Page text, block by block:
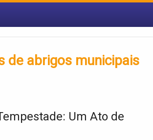
de abrigos municipais
Um Ato de